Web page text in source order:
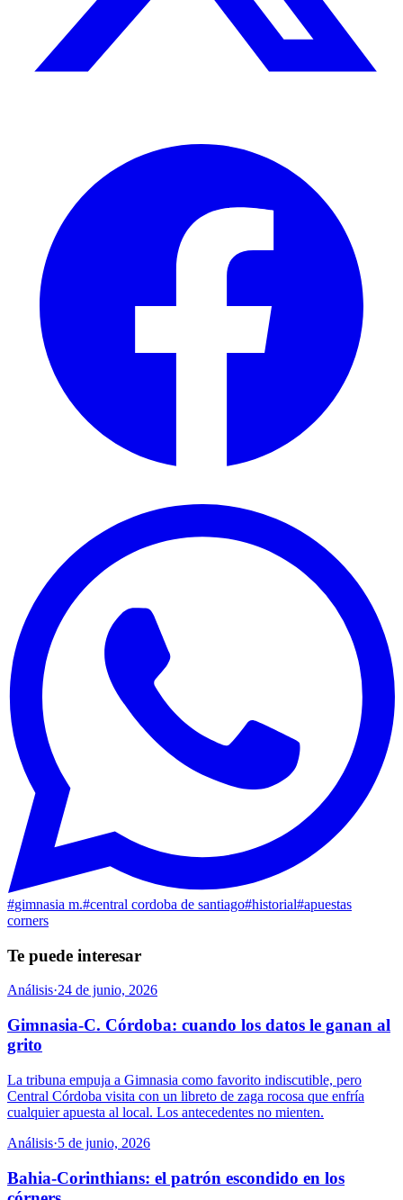
#gimnasia m.#central cordoba de santiago#historial#apuestas
corners
Te puede interesar
Análisis·24 de junio, 2026
Gimnasia-C. Córdoba: cuando los datos le ganan al
grito
La tribuna empuja a Gimnasia como favorito indiscutible, pero
Central Córdoba visita con un libreto de zaga rocosa que enfría
cualquier apuesta al local. Los antecedentes no mienten.
Análisis·5 de junio, 2026
Bahia-Corinthians: el patrón escondido en los